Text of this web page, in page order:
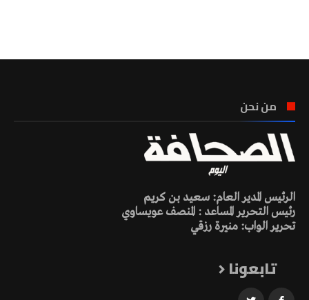
من نحن
الرئيس المدير العام: سعيد بن كريم
رئيس التحرير المساعد : المنصف عويساوي
تحرير الواب: منيرة رزقي
تابعونا